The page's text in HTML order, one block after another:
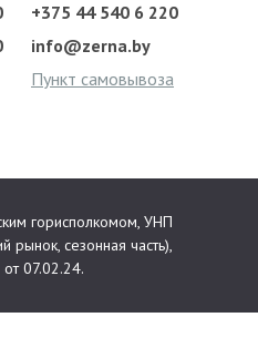
+375 44 540 6 220
info@zerna.by
Пункт самовывоза
горисполкомом, УНП
сезонная часть),
07.02.24.